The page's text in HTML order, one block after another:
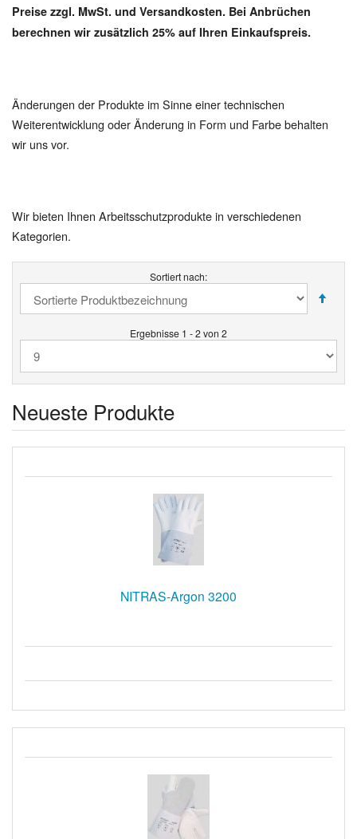
Preise zzgl. MwSt. und Versandkosten. Bei Anbrüchen
berechnen wir zusätzlich 25% auf Ihren Einkaufspreis.
Änderungen der Produkte im Sinne einer technischen
Weiterentwicklung oder Änderung in Form und Farbe behalten
wir uns vor.
Wir bieten Ihnen Arbeitsschutzprodukte in verschiedenen
Kategorien.
Sortiert nach:
Ergebnisse 1 - 2 von 2
Neueste Produkte
NITRAS-Argon 3200